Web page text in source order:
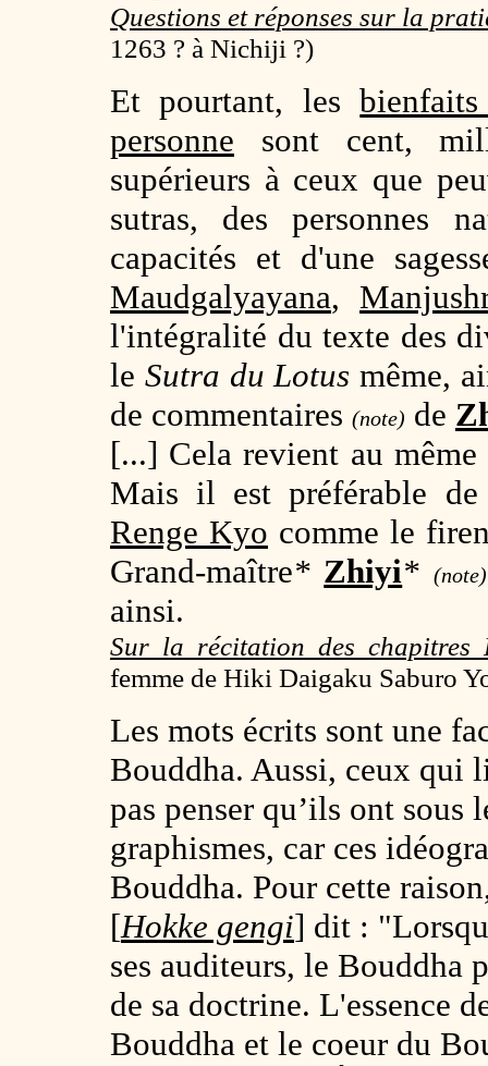
Questions et réponses sur la
1263 ? à Nichiji ?)
Et pourtant, les
personne sont cent,
supérieurs à ceux que
sutras, des personnes
capacités et d'une
Maudgalyayana,
l'intégralité du texte des
le Sutra du Lotus même,
de commentaires (note) de
[...] Cela revient au
Mais il est préférable
Renge Kyo comme le
Grand-maître* Zhiyi* (note)
ainsi.
Sur la récitation des chapitres
femme de Hiki Daigaku Saburo
Les mots écrits sont une
Bouddha. Aussi, ceux qui
pas penser qu’ils ont sous
graphismes, car ces
Bouddha. Pour cette
[Hokke gengi] dit :
ses auditeurs, le Bouddha
de sa doctrine. L'essence
Bouddha et le coeur du